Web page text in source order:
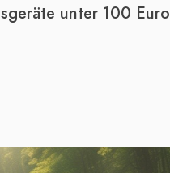
unter 100 Euro